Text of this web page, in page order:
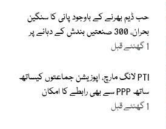
حب ڈیم بھرنے کے باوجود پانی کا سنگین
بحران، 300 صنعتیں بندش کے دہانے پر
1 گھنٹے قبل
PTI لانگ مارچ، اپوزیشن جماعتوں کیساتھ
ساتھ PPP سے بھی رابطے کا امکان
1 گھنٹے قبل